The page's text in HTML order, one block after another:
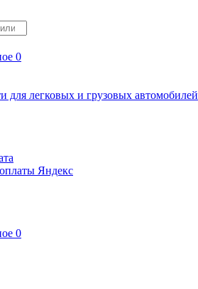
0
для легковых и грузовых автомобилей
Яндекс
0